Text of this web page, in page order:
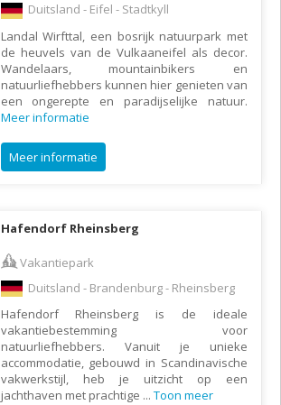
Duitsland - Eifel - Stadtkyll
Landal Wirfttal, een bosrijk natuurpark met
de heuvels van de Vulkaaneifel als decor.
Wandelaars, mountainbikers en
natuurliefhebbers kunnen hier genieten van
een ongerepte en paradijselijke natuur.
Meer informatie
Meer informatie
Hafendorf Rheinsberg
Vakantiepark
Duitsland - Brandenburg - Rheinsberg
Hafendorf Rheinsberg is de ideale
vakantiebestemming voor
natuurliefhebbers. Vanuit je unieke
accommodatie, gebouwd in Scandinavische
vakwerkstijl, heb je uitzicht op een
jachthaven met prachtige ... Toon meer